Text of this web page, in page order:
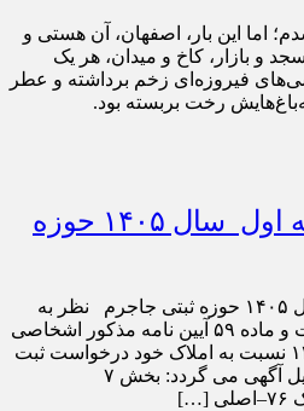
اما این بار، اصفهان، آن هستی و
و بازار، کاخ و میدان، هر یک
فیروزه‌ای زخم برداشته و عطر
رخت بربسته بود.
آگهی نوبتی سه ماهه اول سال ۱۴۰۵ حوزه
آگهی نوبتی سه ماهه اول سال ۱۴۰۵ حوزه ثبتی جاجرم نظر به
دستور ماده۱۱ و ۱۲ قانون ثبت و ماده ۵۹ آیین نامه مذکور اشخاصی
که در سه ماهه اول سال ۱۴۰۵ نسبت به املاک خود درخواست ثبت
نموده اند جهت اطلاع بشرح ذیل آگهی می گردد: بخش ۷